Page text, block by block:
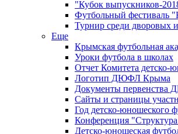
"Кубок выпускников-
Футбольный фестиваль
Турнир среди дворовых
Еще
Крымская футбольная
Уроки футбола в школах
Отчет Комитета
Логотип ДЮФЛ Крыма
Документы
Сайты и страницы
Год детско-юношеского
Конференция
Детско-юношеская